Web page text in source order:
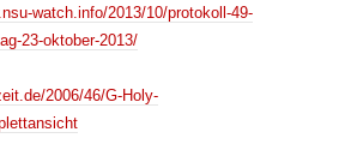
watch.info/2013/10/protokoll-49-
23-oktober-2013/
2006/46/G-Holy-